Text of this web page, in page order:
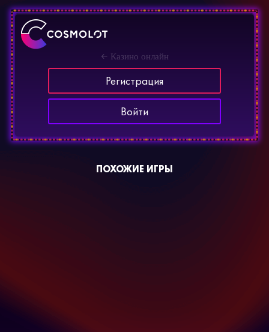
Казино онлайн
Регистрация
Войти
ПОХОЖИЕ ИГРЫ